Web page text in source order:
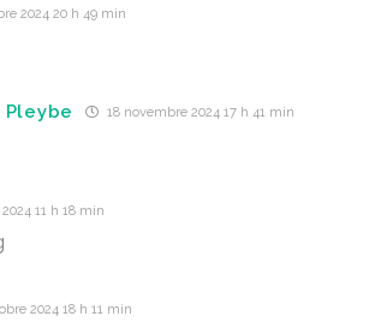
2024 20 h 49 min
Pleybe 18 novembre 2024 17 h 41 min
11 h 18 min
2024 18 h 11 min